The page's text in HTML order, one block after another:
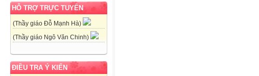
HỖ TRỢ TRỰC TUYẾN
(Thầy giáo Đỗ Mạnh Hà)
(Thầy giáo Ngô Văn Chinh)
ĐIỀU TRA Ý KIẾN